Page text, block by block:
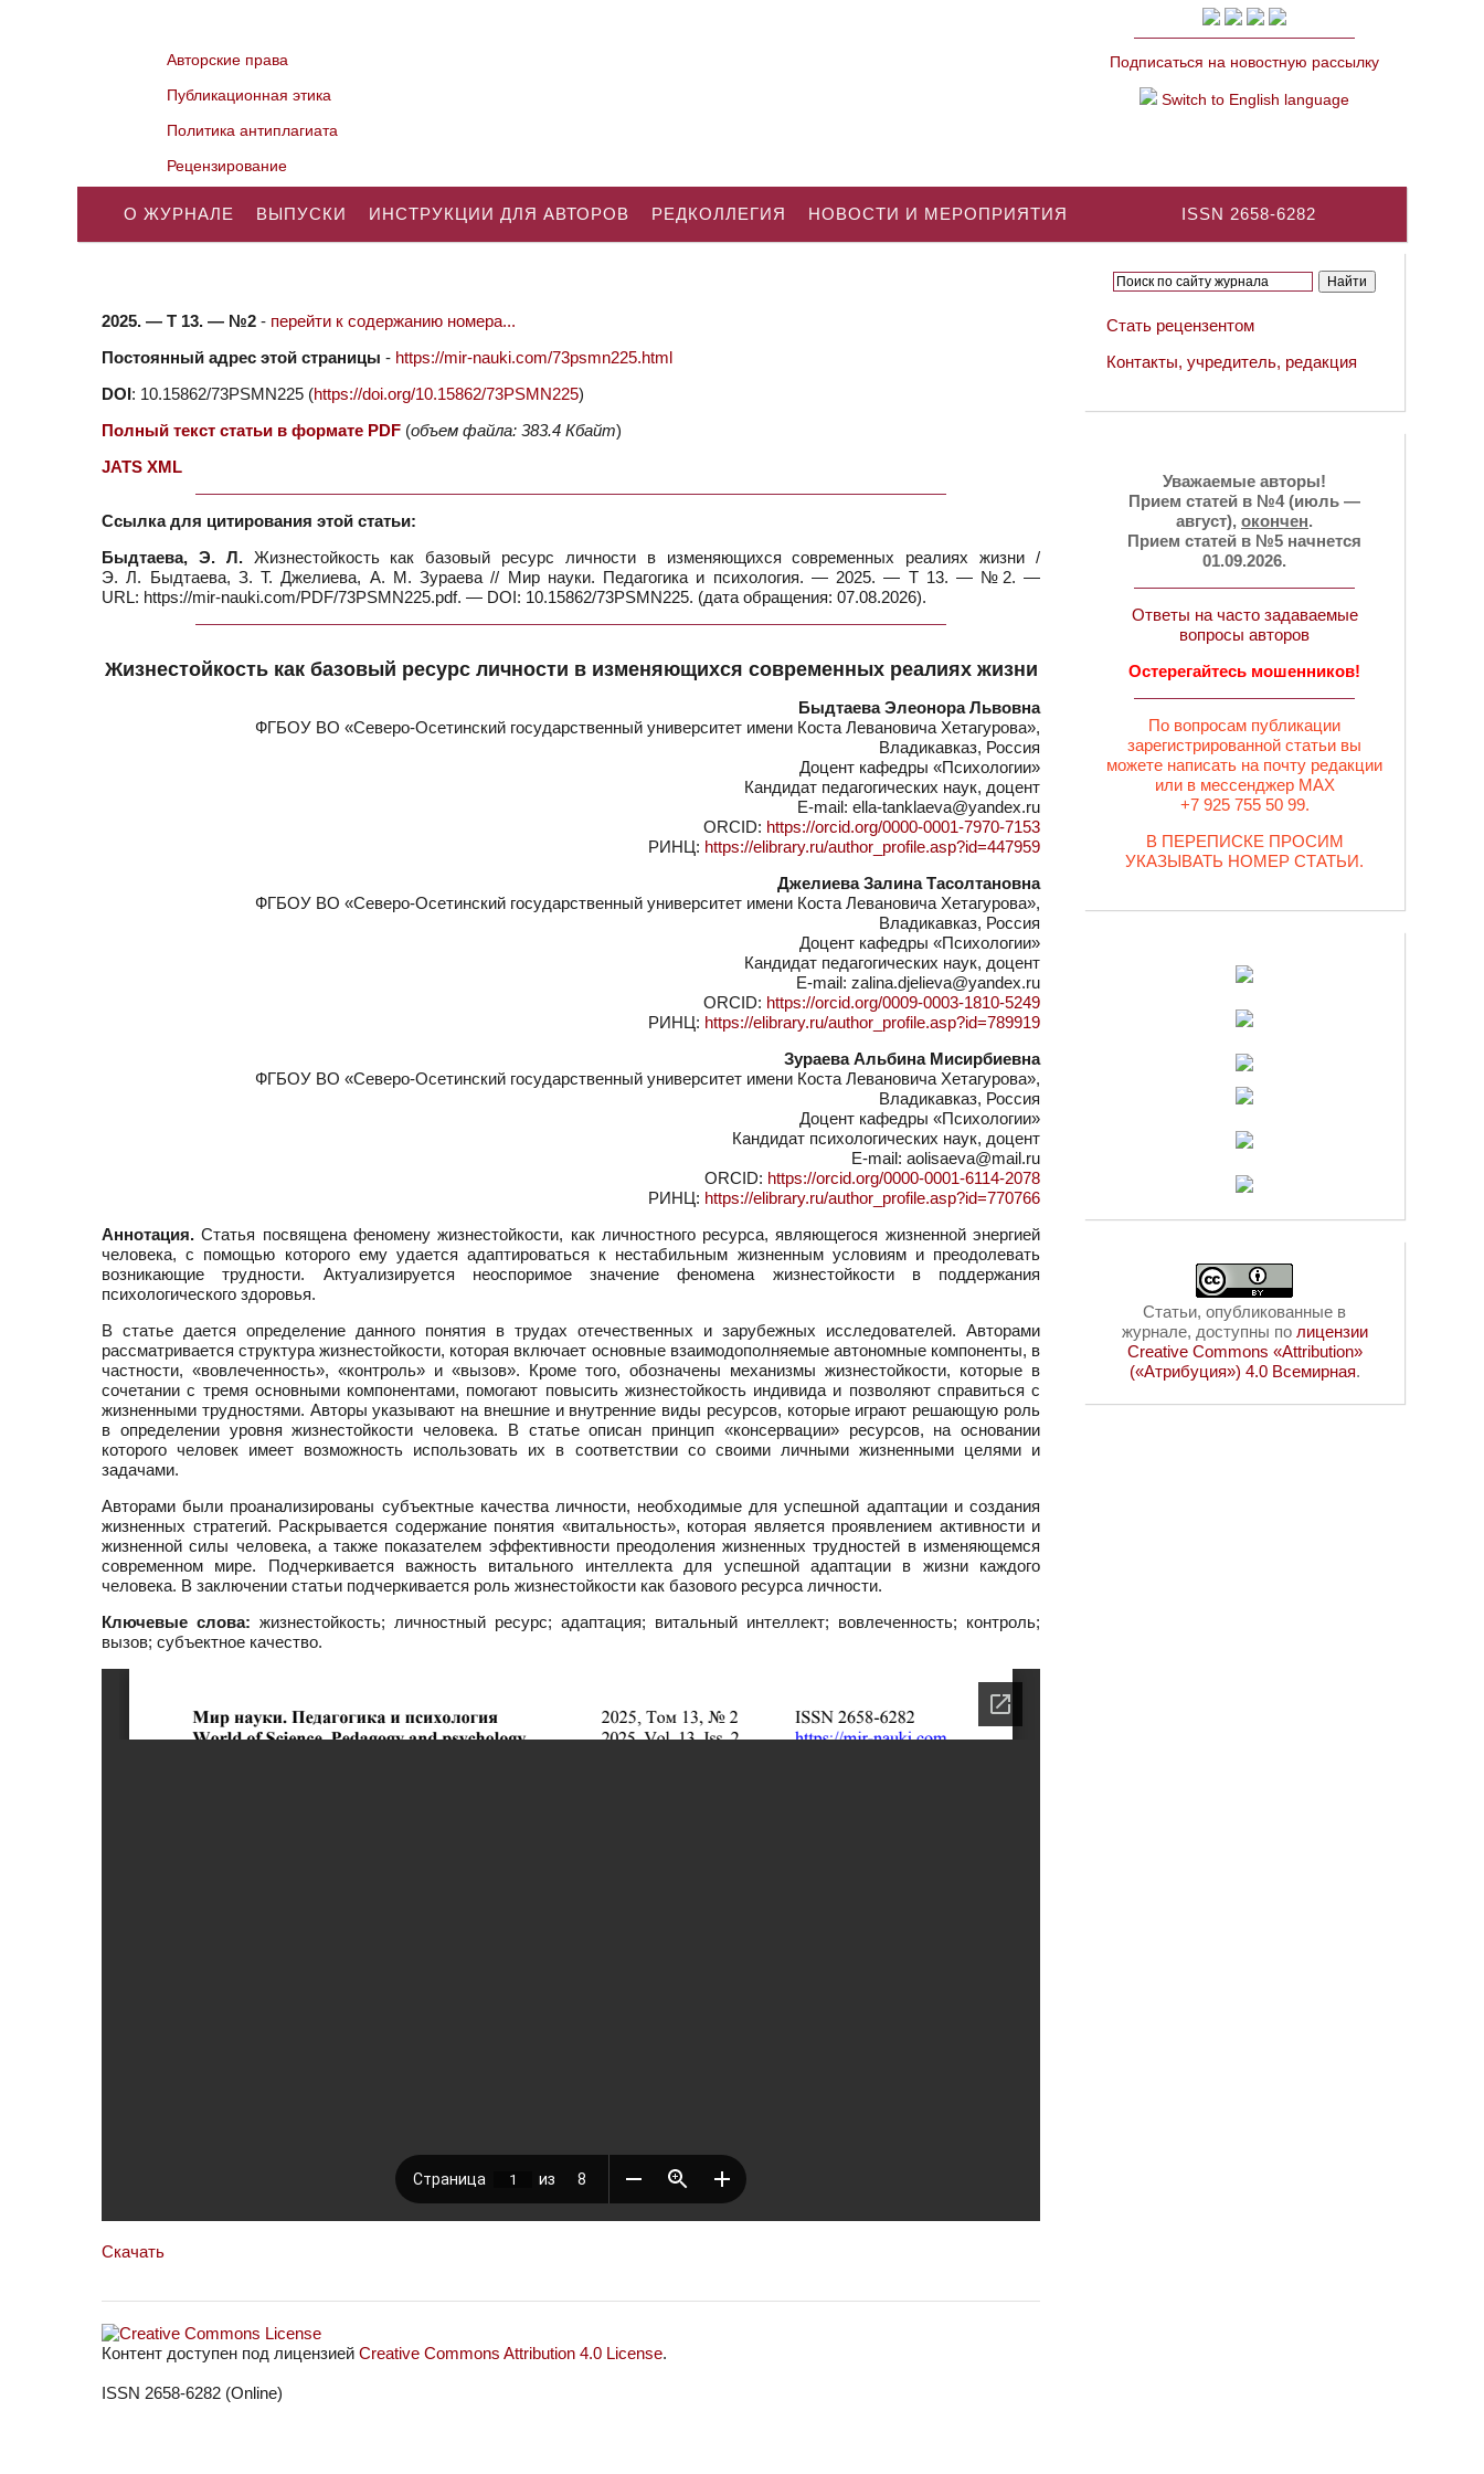
Авторские права
Публикационная этика
Политика антиплагиата
Рецензирование
Подписаться на новостную рассылку
Switch to English language
ISSN 2658-6282
О ЖУРНАЛЕ ВЫПУСКИ ИНСТРУКЦИИ ДЛЯ АВТОРОВ РЕДКОЛЛЕГИЯ НОВОСТИ И МЕРОПРИЯТИЯ
2025. — Т 13. — №2 - перейти к содержанию номера...
Постоянный адрес этой страницы - https://mir-nauki.com/73psmn225.html
DOI: 10.15862/73PSMN225 (https://doi.org/10.15862/73PSMN225)
Полный текст статьи в формате PDF (объем файла: 383.4 Кбайт)
JATS XML
Ссылка для цитирования этой статьи:
Быдтаева, Э. Л.Жизнестойкость как базовый ресурс личности в изменяющихся современных реалиях жизни /
Э. Л. Быдтаева, З. Т. Джелиева, А. М. Зураева // Мир науки. Педагогика и психология. — 2025. — Т 13. — №2. —
URL: https://mir-nauki.com/PDF/73PSMN225.pdf. — DOI: 10.15862/73PSMN225. (дата обращения: 07.08.2026).
Жизнестойкость как базовый ресурс личности в изменяющихся современных реалиях жизни
Быдтаева Элеонора Львовна
ФГБОУ ВО «Северо-Осетинский государственный университет имени Коста Левановича Хетагурова»,
Владикавказ, Россия
Доцент кафедры «Психологии»
Кандидат педагогических наук, доцент
E-mail: ella-tanklaeva@yandex.ru
ORCID: https://orcid.org/0000-0001-7970-7153
РИНЦ: https://elibrary.ru/author_profile.asp?id=447959
Джелиева Залина Тасолтановна
ФГБОУ ВО «Северо-Осетинский государственный университет имени Коста Левановича Хетагурова»,
Владикавказ, Россия
Доцент кафедры «Психологии»
Кандидат педагогических наук, доцент
E-mail: zalina.djelieva@yandex.ru
ORCID: https://orcid.org/0009-0003-1810-5249
РИНЦ: https://elibrary.ru/author_profile.asp?id=789919
Зураева Альбина Мисирбиевна
ФГБОУ ВО «Северо-Осетинский государственный университет имени Коста Левановича Хетагурова»,
Владикавказ, Россия
Доцент кафедры «Психологии»
Кандидат психологических наук, доцент
E-mail: aolisaeva@mail.ru
ORCID: https://orcid.org/0000-0001-6114-2078
РИНЦ: https://elibrary.ru/author_profile.asp?id=770766
Аннотация. Статья посвящена феномену жизнестойкости, как личностного ресурса, являющегося жизненной энергией
человека, с помощью которого ему удается адаптироваться к нестабильным жизненным условиям и преодолевать
возникающие трудности. Актуализируется неоспоримое значение феномена жизнестойкости в поддержания
психологического здоровья.
В статье дается определение данного понятия в трудах отечественных и зарубежных исследователей. Авторами
рассматривается структура жизнестойкости, которая включает основные взаимодополняемые автономные компоненты, в
частности, «вовлеченность», «контроль» и «вызов». Кроме того, обозначены механизмы жизнестойкости, которые в
сочетании с тремя основными компонентами, помогают повысить жизнестойкость индивида и позволяют справиться с
жизненными трудностями. Авторы указывают на внешние и внутренние виды ресурсов, которые играют решающую роль
в определении уровня жизнестойкости человека. В статье описан принцип «консервации» ресурсов, на основании
которого человек имеет возможность использовать их в соответствии со своими личными жизненными целями и
задачами.
Авторами были проанализированы субъектные качества личности, необходимые для успешной адаптации и создания
жизненных стратегий. Раскрывается содержание понятия «витальность», которая является проявлением активности и
жизненной силы человека, а также показателем эффективности преодоления жизненных трудностей в изменяющемся
современном мире. Подчеркивается важность витального интеллекта для успешной адаптации в жизни каждого
человека. В заключении статьи подчеркивается роль жизнестойкости как базового ресурса личности.
Ключевые слова: жизнестойкость; личностный ресурс; адаптация; витальный интеллект; вовлеченность; контроль;
вызов; субъектное качество.
Скачать
Контент доступен под лицензией Creative Commons Attribution 4.0 License.
ISSN 2658-6282 (Online)
Стать рецензентом
Контакты, учредитель, редакция
Уважаемые авторы!
Прием статей в №4 (июль —
август), окончен.
Прием статей в №5 начнется
01.09.2026.
Ответы на часто задаваемые
вопросы авторов
Остерегайтесь мошенников!
По вопросам публикации
зарегистрированной статьи вы
можете написать на почту редакции
или в мессенджер MAX
+7 925 755 50 99.
В ПЕРЕПИСКЕ ПРОСИМ
УКАЗЫВАТЬ НОМЕР СТАТЬИ.
Статьи, опубликованные в
журнале, доступны по лицензии
Creative Commons «Attribution»
(«Атрибуция») 4.0 Всемирная.